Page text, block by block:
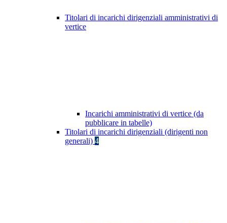
Titolari di incarichi dirigenziali amministrativi di
vertice
Incarichi amministrativi di vertice (da
pubblicare in tabelle)
Titolari di incarichi dirigenziali (dirigenti non
generali) 4